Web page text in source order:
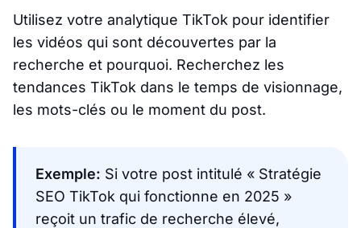
Utilisez votre analytique TikTok pour identifier
les vidéos qui sont découvertes par la
recherche et pourquoi. Recherchez les
tendances TikTok dans le temps de visionnage,
les mots-clés ou le moment du post.
Exemple: Si votre post intitulé « Stratégie
SEO TikTok qui fonctionne en 2025 »
reçoit un trafic de recherche élevé,